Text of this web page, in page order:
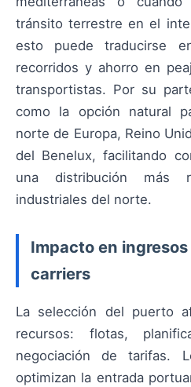
tránsito terrestre en el
esto puede traducirse
recorridos y ahorro en
transportistas. Por su
como la opción natural
norte de Europa, Reino
del Benelux, facilitando
una distribución más
industriales del norte.
Impacto en
carriers
La selección del puerto
recursos: flotas,
negociación de tarifas.
optimizan la entrada